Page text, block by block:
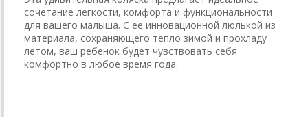
сочетание легкости, комфорта и функциональности
для вашего малыша. С ее инновационной люлькой из
материала, сохраняющего тепло зимой и прохладу
летом, ваш ребенок будет чувствовать себя
комфортно в любое время года.